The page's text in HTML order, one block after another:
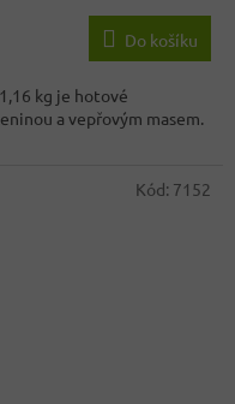
Do košíku
kg je hotové
a vepřovým masem.
Kód: 7152